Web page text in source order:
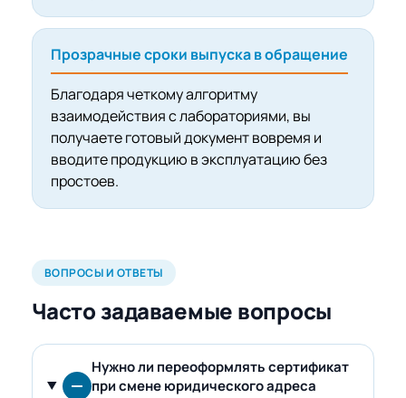
Прозрачные сроки выпуска в обращение
Благодаря четкому алгоритму
взаимодействия с лабораториями, вы
получаете готовый документ вовремя и
вводите продукцию в эксплуатацию без
простоев.
ВОПРОСЫ И ОТВЕТЫ
Часто задаваемые вопросы
Нужно ли переоформлять сертификат
при смене юридического адреса